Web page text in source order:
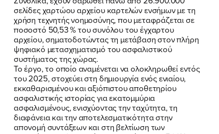
ΠΟΙΑ ΕΙΜΑΙ
ΕΡΓΟ
σελίδες χαρτώου αρχείου καρτελών ενσήμων με τη
χρήση τεχνητής νοημοσύνης, που μεταφράζεται σε
ποσοστό 50,53 % του συνόλου του έγχαρτου
αρχείου, σηματοδοτώντας τη μετάβαση στον πλήρη
ψηφιακό μετασχηματισμό του ασφαλιστικού
συστήματος της χώρας.
Το έργο, το οποίο αναμένεται να ολοκληρωθεί εντός
του 2025, στοχεύει στη δημιουργία ενός ενιαίου,
εκκαθαρισμένου και αξιόπιστου αποθετηρίου
ασφαλιστικής ιστορίας για εκατομμύρια
ασφαλισμένους, ενισχύοντας την ταχύτητα, τη
διαφάνεια και την αποτελεσματικότητα στην
απονομή συντάξεων και στη βελτίωση των